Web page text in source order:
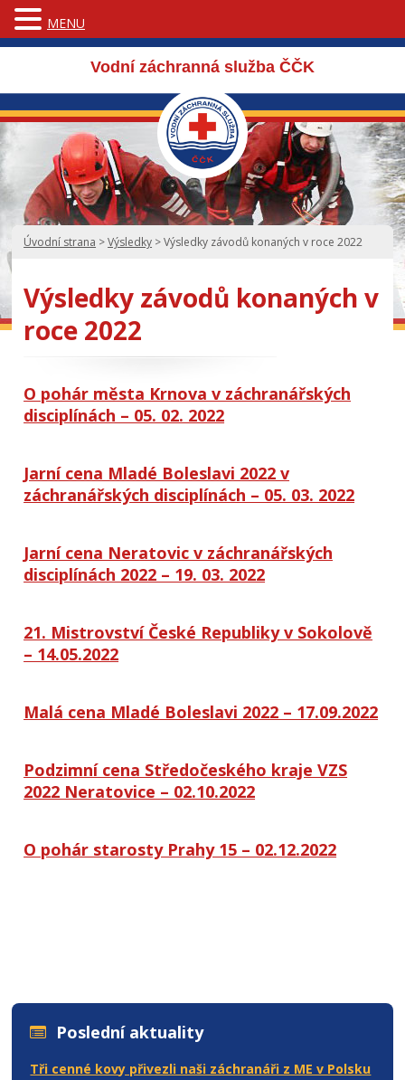
Vodní záchranná služba ČČK
Úvodní strana >Výsledky >Výsledky závodů konaných v roce 2022
Výsledky závodů konaných v
roce 2022
O pohár města Krnova v záchranářských
disciplínách – 05. 02. 2022
Jarní cena Mladé Boleslavi 2022 v
záchranářských disciplínách – 05. 03. 2022
Jarní cena Neratovic v záchranářských
disciplínách 2022 – 19. 03. 2022
21. Mistrovství České Republiky v Sokolově
– 14.05.2022
Malá cena Mladé Boleslavi 2022 – 17.09.2022
Podzimní cena Středočeského kraje VZS
2022 Neratovice – 02.10.2022
O pohár starosty Prahy 15 – 02.12.2022
Poslední aktuality
Tři cenné kovy přivezli naši záchranáři z ME v Polsku
MENU